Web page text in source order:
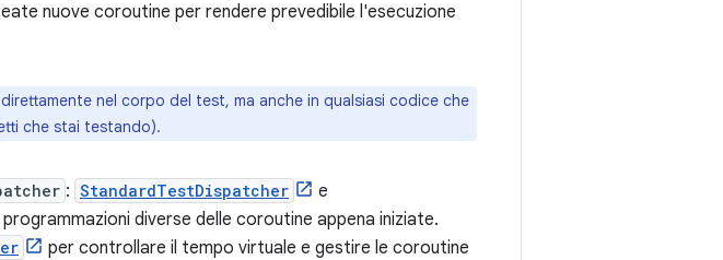
nuove coroutine per rendere prevedibile l'esecuzione
nel corpo del test, ma anche in qualsiasi codice che
che stai testando).
: StandardTestDispatcher e
diverse delle coroutine appena iniziate.
per controllare il tempo virtuale e gestire le coroutine